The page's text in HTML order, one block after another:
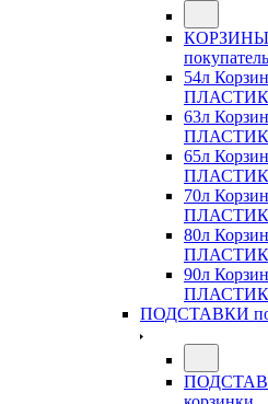
54л
63л
65л
70л
80л
90л
ПОДСТАВКИ под